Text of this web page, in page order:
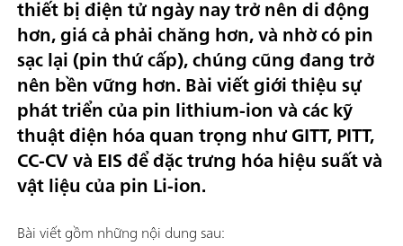
thiết bị điện tử ngày nay trở nêndi động
hơn, giá cả phải chăng hơn, và nhờ cópin
sạc lại (pin thứ cấp), chúng cũng đang trở
nên bền vững hơn. Bài viết giới thiệu sự
phát triển của pin lithium-ion và các kỹ
thuật điện hóa quan trọng như GITT, PITT,
CC-CV và EIS để đặc trưng hóa hiệu suất và
vật liệu của pin Li-ion.
Bài viết gồm những nội dung sau: